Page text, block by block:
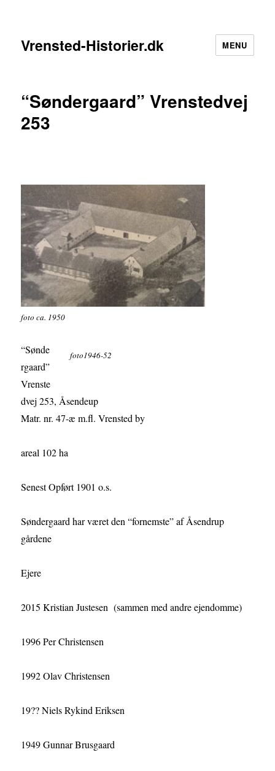
Vrensted-Historier.dk MENU
“Søndergaard” Vrenstedvej
253
foto ca. 1950
foto1946-52
“Sønde
rgaard”
Vrenste
dvej 253, Åsendeup
Matr. nr. 47-æ m.fl. Vrensted by
areal 102 ha
Senest Opført 1901 o.s.
Søndergaard har været den “fornemste” af Åsendrup
gårdene
Ejere
2015 Kristian Justesen (sammen med andre ejendomme)
1996 Per Christensen
1992 Olav Christensen
19?? Niels Rykind Eriksen
1949 Gunnar Brusgaard